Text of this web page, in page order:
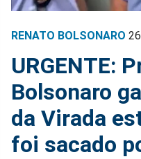
RENATO BOLSONARO
URGENTE:
Bolsonaro
da Virada
foi sacado